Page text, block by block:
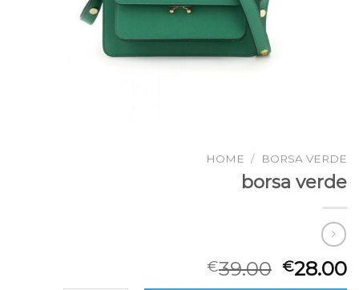
HOME / BORSA VERDE
borsa verde
€39.00 €28.00